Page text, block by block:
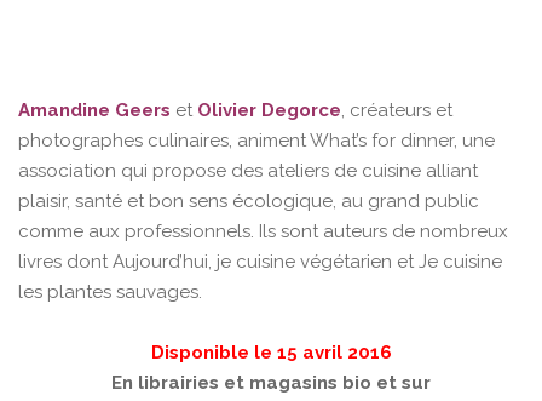
Amandine Geers et Olivier Degorce, créateurs et
photographes culinaires, animent What’s for dinner, une
association qui propose des ateliers de cuisine alliant
plaisir, santé et bon sens écologique, au grand public
comme aux professionnels. Ils sont auteurs de nombreux
livres dont Aujourd’hui, je cuisine végétarien et Je cuisine
les plantes sauvages.
Disponible le 15 avril 2016
En librairies et magasins bio et sur